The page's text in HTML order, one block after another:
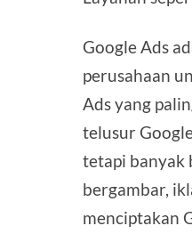
Google Ads
perusahaan
Ads yang
telusur
tetapi banyak
bergambar,
menciptakan